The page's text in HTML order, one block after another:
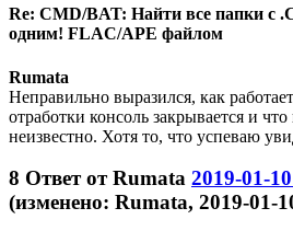
Re: CMD/BAT: Найти все папки с
одним! FLAC/APE файлом
Rumata
Неправильно выразился, как
отработки консоль закрывается и что
неизвестно. Хотя то, что успеваю
8 Ответ отRumata 2019-01-
(изменено: Rumata, 2019-01-